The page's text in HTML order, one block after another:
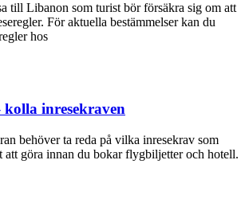
till Libanon som turist bör försäkra sig om att
För aktuella bestämmelser kan du
hos
inresekraven
behöver ta reda på vilka inresekrav som
att göra innan du bokar flygbiljetter och hotell.